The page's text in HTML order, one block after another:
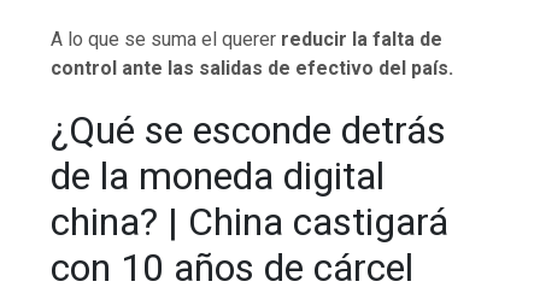
A lo que se suma el querer reducir la falta de
control ante las salidas de efectivo del país.
¿Qué se esconde detrás
de la moneda digital
china? | China castigará
con 10 años de cárcel